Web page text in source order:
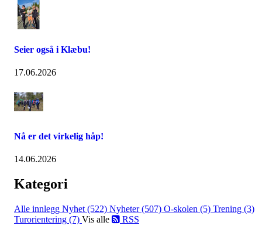
Seier også i Klæbu!
17.06.2026
Nå er det virkelig håp!
14.06.2026
Kategori
Alle innlegg Nyhet (522) Nyheter (507) O-skolen (5) Trening (3)
Turorientering (7) Vis alle RSS